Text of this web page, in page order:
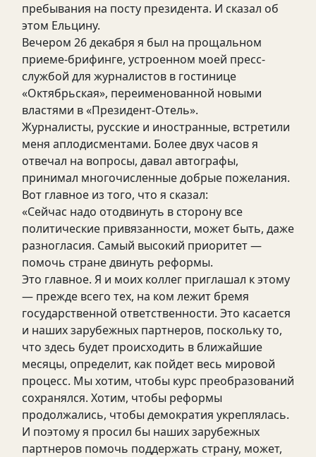
пребывания на посту президента. И сказал об
этом Ельцину.
Вечером 26 декабря я был на прощальном
приеме-брифинге, устроенном моей пресс-
службой для журналистов в гостинице
«Октябрьская», переименованной новыми
властями в «Президент-Отель».
Журналисты, русские и иностранные, встретили
меня аплодисментами. Более двух часов я
отвечал на вопросы, давал автографы,
принимал многочисленные добрые пожелания.
Вот главное из того, что я сказал:
«Сейчас надо отодвинуть в сторону все
политические привязанности, может быть, даже
разногласия. Самый высокий приоритет —
помочь стране двинуть реформы.
Это главное. Я и моих коллег приглашал к этому
— прежде всего тех, на ком лежит бремя
государственной ответственности. Это касается
и наших зарубежных партнеров, поскольку то,
что здесь будет происходить в ближайшие
месяцы, определит, как пойдет весь мировой
процесс. Мы хотим, чтобы курс преобразований
сохранялся. Хотим, чтобы реформы
продолжались, чтобы демократия укреплялась.
И поэтому я просил бы наших зарубежных
партнеров помочь поддержать страну, может,